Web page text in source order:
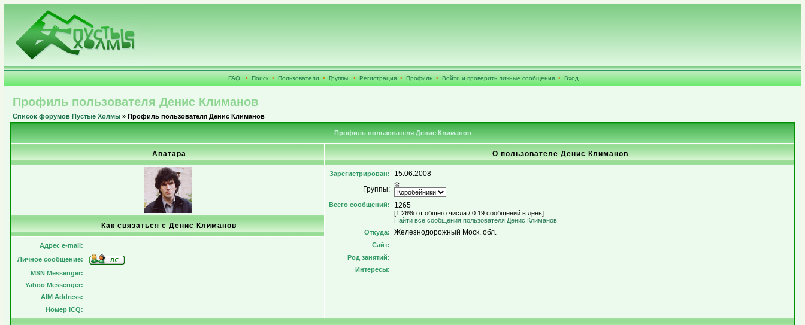
FAQ • Поиск • Пользователи • Группы • Регистрация • Профиль • Войти и проверить личные сообщения • Вход
Профиль пользователя Денис Климанов
Список форумов Пустые Холмы » Профиль пользователя Денис Климанов
Профиль пользователя Денис Климанов
Аватара О пользователе Денис Климанов
Зарегистрирован:
15.06.2008
Группы:
Всего сообщений: 1265
[1.26% от общего числа / 0.19 сообщений в день]
Найти все сообщения пользователя Денис Климанов
Откуда:
Железнодорожный Моск. обл.
Сайт:
Род занятий:
Интересы:
Как связаться с Денис Климанов
Адрес e-mail:
Личное сообщение:
MSN Messenger:
Yahoo Messenger:
AIM Address:
Номер ICQ: